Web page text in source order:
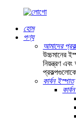
হোম
পণ্য
আমাদের
উচ্চমানের
নিয়ন্ত্রণ
কার্বন ইস্পাত